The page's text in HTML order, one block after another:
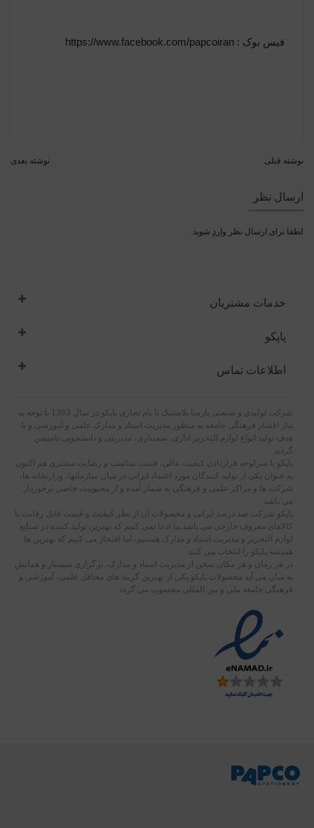
فیس بوک : https://www.facebook.com/papcoiran
نوشته قبلی نوشته بعدی
ارسال نظر
لطفا برای ارسال نظر وارد شوید.
خدمات مشتریان
پاپکو
اطلاعات تماس
شرکت تولیدی و صنعتی پارسا پلاستیک با نام تجاری پاپکو در سال 1363 با توجه به
نیاز اقشار فرهنگی جامعه به منظور مدیریت اسناد و مدارک علمی و آموزشی و با
هدف تولید انواع لوازم التحریر اداری، سمیناری، مدیریتی و دانشجویی تاسیس
گردید
پاپکو با سرلوحه قراردادن کیفیت عالی، قیمت مناسب و رضایت مشتری هم اکنون
به عنوان یکی از تولید کنندگان مورد اعتماد ایرانی در میان سازمانها، وزارتخانه ها،
شرکت ها و مراکز علمی و فرهنگی به شمار آمده و از محبوبیت خاصی برخوردار
می باشد
پاپکو شرکت صد درصد ایرانی و محصولات آن از نظر کیفیت و قیمت قابل رقابت با
کالاهای معروف خارجی می باشد.ما ادعا نمی کنیم که بهترین تولید کننده در صنایع
لوازم التحریر و مدیریت اسناد و مدارک هستیم، اما افتخار می کنیم که بهترین ها
همیشه پاپکو را انتخاب می کنند
در هر زمان و هر مکان سخن از مدیریت اسناد و مدارک، برگزاری سمینار و همایش
به میان می آید محصولات پاپکو یکی از بهترین گزینه های محافل علمی، آموزشی و
فرهنگی جامعه ملی و بین المللی محسوب می گردد